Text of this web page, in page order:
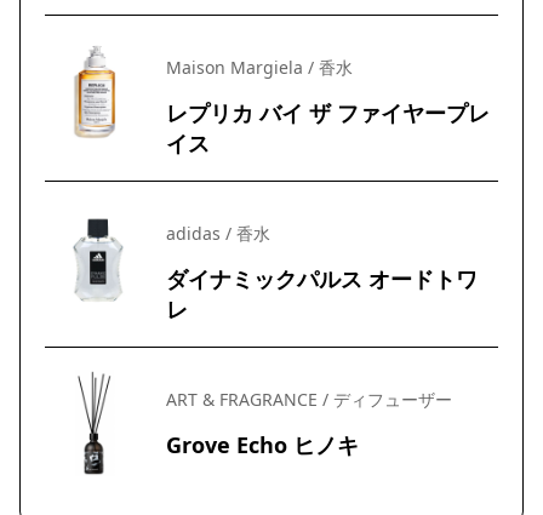
Maison Margiela / 香水
レプリカ バイ ザ ファイヤープレ
イス
adidas / 香水
ダイナミックパルス オードトワ
レ
ART & FRAGRANCE / ディフューザー
Grove Echo ヒノキ